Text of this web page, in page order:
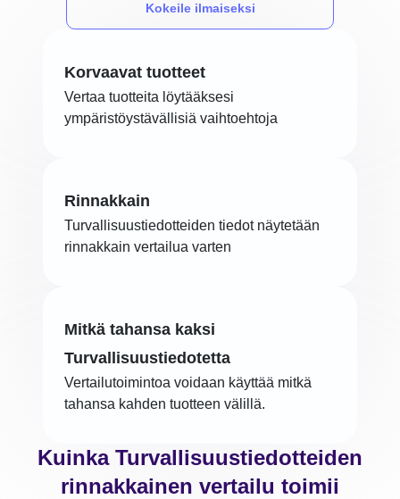
Kokeile ilmaiseksi
Korvaavat tuotteet
Vertaa tuotteita löytääksesi
ympäristöystävällisiä vaihtoehtoja
Rinnakkain
Turvallisuustiedotteiden tiedot näytetään
rinnakkain vertailua varten
Mitkä tahansa kaksi
Turvallisuustiedotetta
Vertailutoimintoa voidaan käyttää mitkä
tahansa kahden tuotteen välillä.
Kuinka Turvallisuustiedotteiden
rinnakkainen vertailu toimii